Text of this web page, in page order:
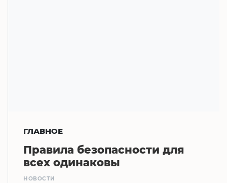
ГЛАВНОЕ
Правила безопасности для
всех одинаковы
НОВОСТИ